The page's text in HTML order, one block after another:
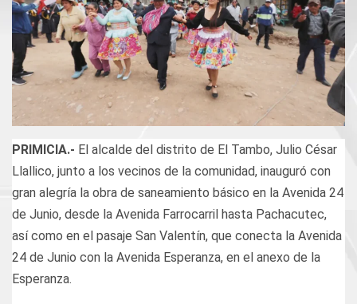
PRIMICIA.- El alcalde del distrito de El Tambo, Julio César
Llallico, junto a los vecinos de la comunidad, inauguró con
gran alegría la obra de saneamiento básico en la Avenida 24
de Junio, desde la Avenida Farrocarril hasta Pachacutec,
así como en el pasaje San Valentín, que conecta la Avenida
24 de Junio con la Avenida Esperanza, en el anexo de la
Esperanza.